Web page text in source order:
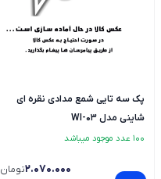
پک سه تایی شمع مدادی نقره ای
شاینی مدل WI-03
100 عدد موجود میباشد
2.070.000تومان